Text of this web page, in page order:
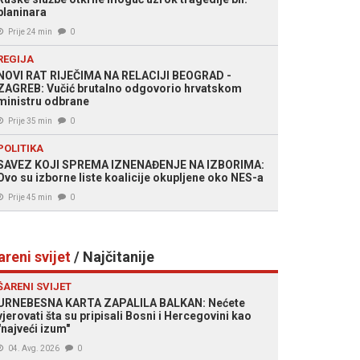
Prije 24 min 0
RAT RIJEČIMA NA RELACIJI BEOGRAD -
Vučić brutalno odgovorio hrvatskom
odbrane
Prije 35 min 0
KOJI SPREMA IZNENAĐENJE NA IZBORIMA:
su izborne liste koalicije okupljene oko NES-a
Prije 45 min 0
svijet/ Najčitanije
SVIJET
KARTA ZAPALILA BALKAN: Nećete
šta su pripisali Bosni i Hercegovini kao
izum"
04. Avg. 2026 0